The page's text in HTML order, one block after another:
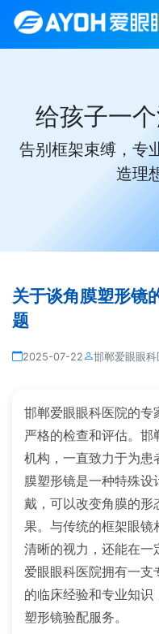
给孩子一
告别框架束缚，专
造理
关于谈角膜塑形
题
2025-07-22 邯郸爱眼眼科
邯郸爱眼眼科医院的专
严格的检查和评估。
机构，一直致力于为患
膜塑形镜是一种特殊
戴，可以改变角膜的形
果。与传统的框架眼镜
清晰的视力，还能在一
爱眼眼科医院拥有一支
的临床经验和专业知
塑形镜验配服务。